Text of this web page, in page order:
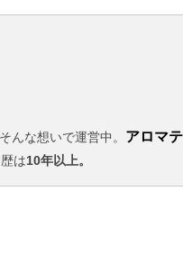
んな想いで運営中。 アロマ
は10年以上。